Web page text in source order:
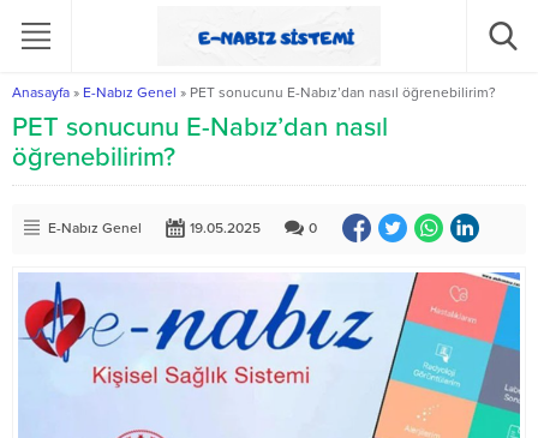
Anasayfa » E-Nabız Genel » PET sonucunu E-Nabız’dan nasıl öğrenebilirim?
PET sonucunu E-Nabız’dan nasıl
öğrenebilirim?
E-Nabız Genel 19.05.2025 0